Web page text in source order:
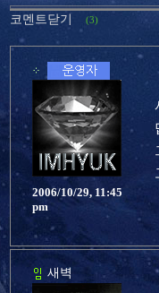
코멘트닫기 (3)
2006/10/29, 11:45
pm
새벽